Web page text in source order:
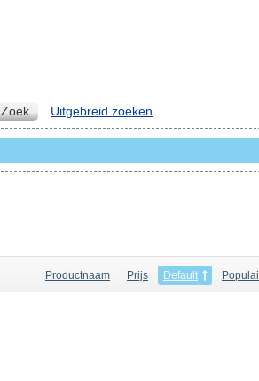
Productnaam Prijs Default
Zoek Uitgebreid zoeken